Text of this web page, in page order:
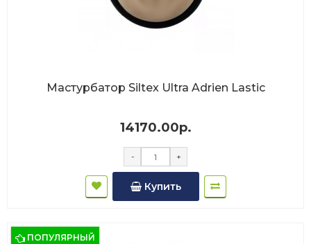
Мастурбатор Siltex Ultra Adrien Lastic
14170.00р.
- +
Купить
ПОПУЛЯРНЫЙ